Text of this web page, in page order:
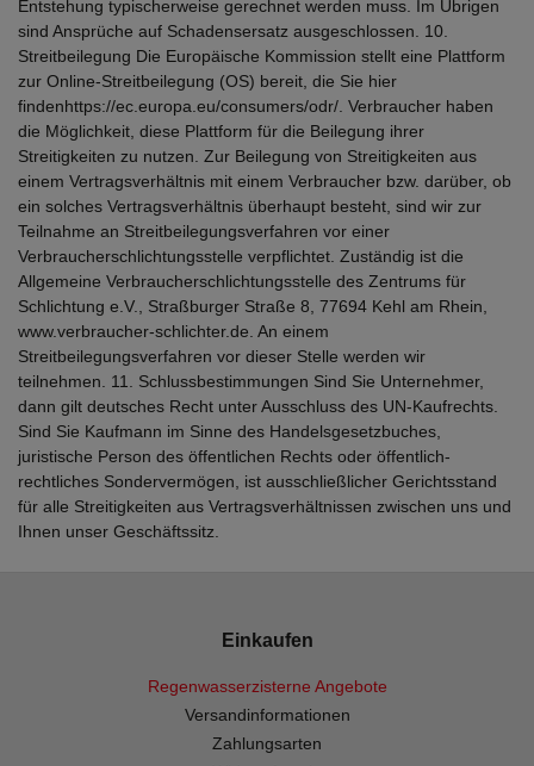
Einkaufen
Regenwasserzisterne Angebote
Versandinformationen
Zahlungsarten